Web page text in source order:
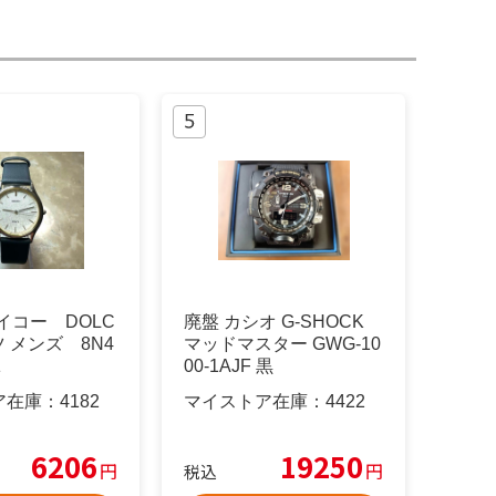
コー DOLC
メンズ 8N4
庫： 4182
6206円
廃盤 カシオ G-SHOCK
マッドマスター GWG-10
00-1AJF 黒
マイストア在庫： 4422
税込 19250円